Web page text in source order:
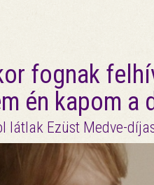
fognak
én kapom a
látlak Ezüst Medve-